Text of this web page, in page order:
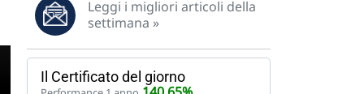
Leggi i migliori articoli della
settimana »
Il Certificato del giorno